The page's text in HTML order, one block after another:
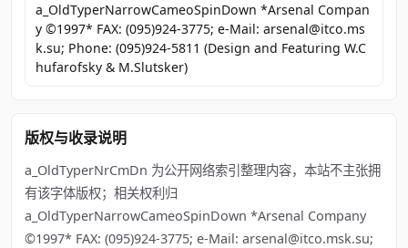
a_OldTyperNarrowCameoSpinDown *Arsenal Compan
y ©1997* FAX: (095)924-3775; e-Mail: arsenal@itco.ms
k.su; Phone: (095)924-5811 (Design and Featuring W.C
hufarofsky & M.Slutsker)
版权与收录说明
a_OldTyperNrCmDn 为公开网络索引整理内容，本站不主张拥
有该字体版权；相关权利归
a_OldTyperNarrowCameoSpinDown *Arsenal Company
©1997* FAX: (095)924-3775; e-Mail: arsenal@itco.msk.su;